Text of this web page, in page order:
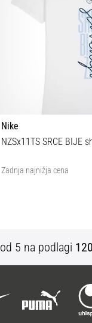
Nike
NZSx11TS SRCE BIJE
Zadnja najnižja cena
od 5 na podlagi